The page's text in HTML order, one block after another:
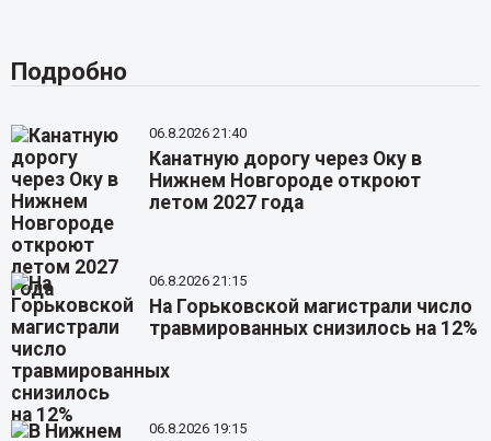
Подробно
06.8.2026 21:40
Канатную дорогу через Оку в
Нижнем Новгороде откроют
летом 2027 года
06.8.2026 21:15
На Горьковской магистрали число
травмированных снизилось на 12%
06.8.2026 19:15